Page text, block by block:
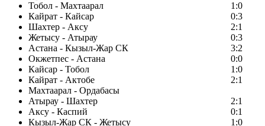
Тобол - Махтаарал
1:0
Кайрат - Кайсар
0:3
Шахтер - Аксу
2:1
Жетысу - Атырау
0:3
Астана - Кызыл-Жар СК
3:2
Окжетпес - Астана
0:0
Кайсар - Тобол
1:0
Кайрат - Актобе
2:1
Махтаарал - Ордабасы
Атырау - Шахтер
2:1
Аксу - Каспий
0:1
Кызыл-Жар СК - Жетысу
1:0